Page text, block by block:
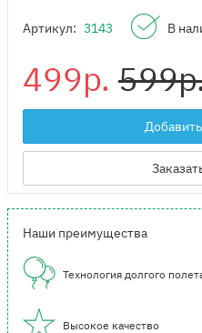
Артикул: 3143 В
499р.
Наши преимущества
Технология долгого
Высокое качество